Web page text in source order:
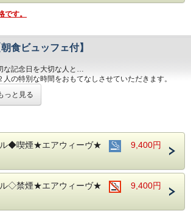
す。
食ビュッフェ付】
な記念日を大切な人と…
人の特別な時間をおもてなしさせていただきます。
会場：１８階 レストラン「アイリス」
時間：７：００～１０：００ （最終入場 ９：３０）
インターネット接続完備 ◎Ｗｉ-Ｆｉ接続無料◎
っと見る
ル◆喫煙★エアウィーヴ★
9,400円
ル◇禁煙★エアウィーヴ★
9,400円